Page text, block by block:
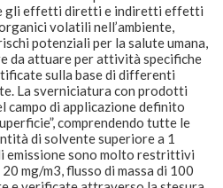
gli effetti diretti e indiretti effetti
volatili nell’ambiente,
potenziali per la salute umana,
da attuare per attività specifiche
sulla base di differenti
La sverniciatura con prodotti
di applicazione definito
comprendendo tutte le
di solvente superiore a 1
emissione sono molto restrittivi
mg/m3, flusso di massa di 100